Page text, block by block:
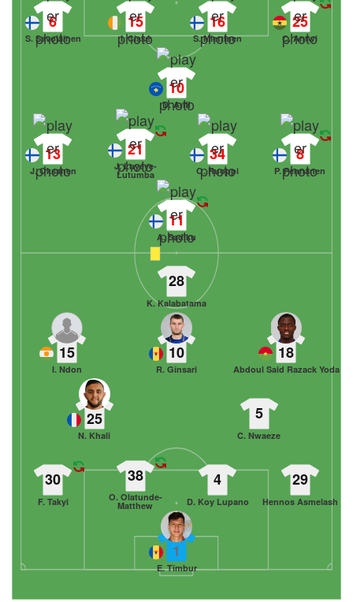
25
C. Antwi
16
S. Miettinen
15
I. Cissé
6
S. Savolainen
10
D. Arifi
8
P. Pennanen
34
O. Ruoppi
21
J. Luyeye-
Lutumba
13
J. Oksanen
11
A. Sadiku
1
E. Tîmbur
30
F. Takyi
38
O. Olatunde-
Matthew
4
D. Koy Lupano
29
Hennos Asmelash
25
N. Khali
5
C. Nwaeze
15
I. Ndon
10
R. Gînsari
18
Abdoul Said Razack Yoda
28
K. Kalabatama